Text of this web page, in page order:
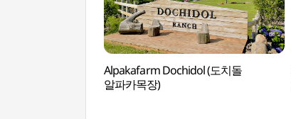
Alpakafarm Dochidol (도치돌
알파카목장)